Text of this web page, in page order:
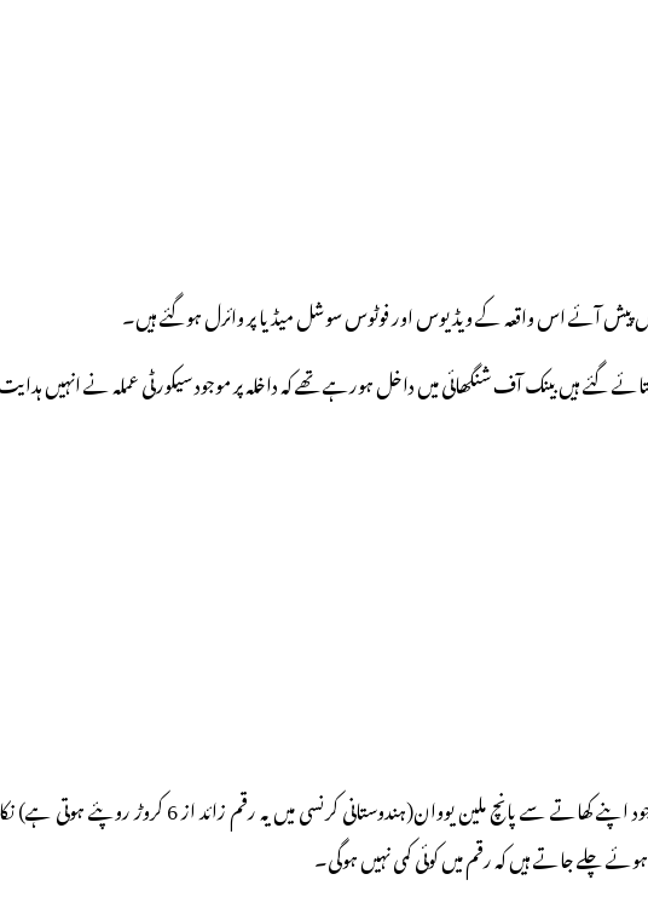
پیش آئے اس واقعہ کے ویڈیوس اور فوٹوس سوشل میڈیا پر وائرل ہوگئے ہیں۔
گئے ہیں بینک آف شنگھائی میں داخل ہورہے تھے کہ داخلہ پر موجود سیکورٹی عملہ نے انہیں
جس کے فوری بعد سن ویئر بینک میں داخل ہوئے اور
چلے جاتے ہیں کہ رقم میں کوئی کمی نہیں ہوگی۔